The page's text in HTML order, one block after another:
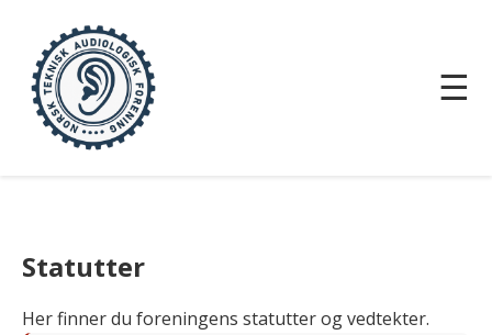
☰
Statutter
Her finner du foreningens statutter og vedtekter.